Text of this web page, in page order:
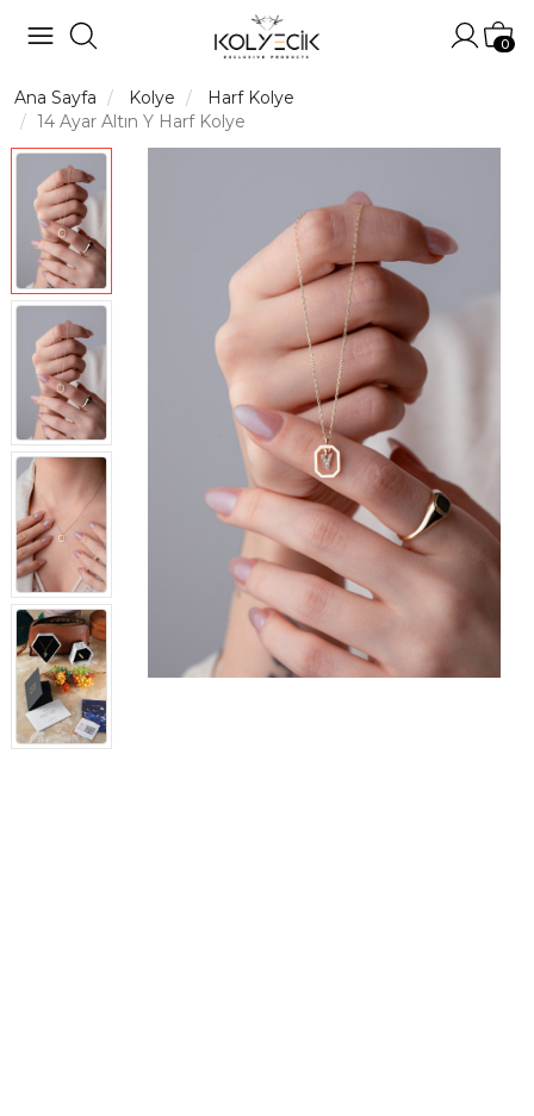
0
Ana Sayfa Kolye
Harf Kolye
14 Ayar Altın Y Harf Kolye